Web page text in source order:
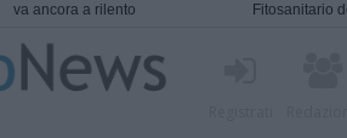
va ancora a rilento
Fitosanitario